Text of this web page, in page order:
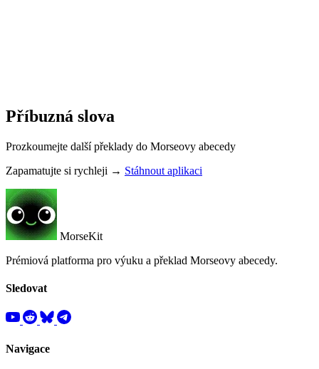
Příbuzná slova
Prozkoumejte další překlady do Morseovy abecedy
Zapamatujte si rychleji → Stáhnout aplikaci
MorseKit
Prémiová platforma pro výuku a překlad Morseovy abecedy.
Sledovat
Navigace